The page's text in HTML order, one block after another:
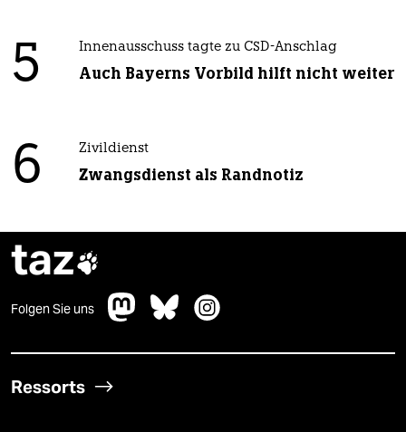
5 Innenausschuss tagte zu CSD-Anschlag
Auch Bayerns Vorbild hilft nicht weiter
6 Zivildienst
Zwangsdienst als Randnotiz
taz
Folgen Sie uns
Ressorts